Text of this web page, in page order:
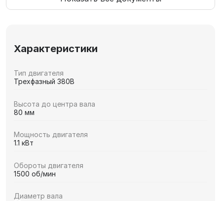
Характеристики
Тип двигателя
Трехфазный 380В
Высота до центра вала
80 мм
Мощность двигателя
1.1 кВт
Обороты двигателя
1500 об/мин
Диаметр вала